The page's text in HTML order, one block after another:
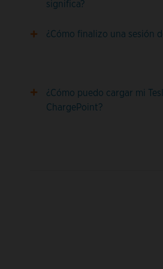
significa?
¿Cómo finalizo una sesión
¿Cómo puedo cargar mi
ChargePoint?